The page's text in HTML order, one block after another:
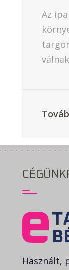
Az
Használt,